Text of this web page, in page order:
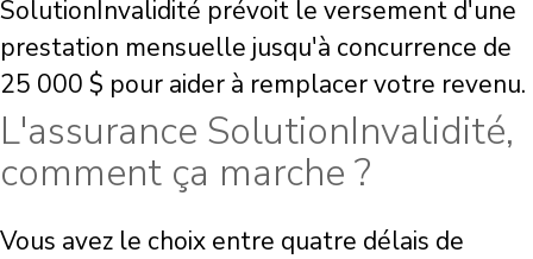
SolutionInvalidité prévoit le versement d'une
prestation mensuelle jusqu'à concurrence de
25 000 $ pour aider à remplacer votre revenu.
L'assurance SolutionInvalidité,
comment ça marche ?
Vous avez le choix entre quatre délais de